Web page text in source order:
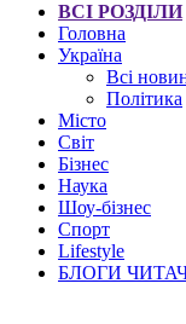
ВСІ РОЗДІЛИ
Головна
Україна
Всі
Політика
Місто
Світ
Бізнес
Наука
Шоу-бізнес
Спорт
Lifestyle
БЛОГИ